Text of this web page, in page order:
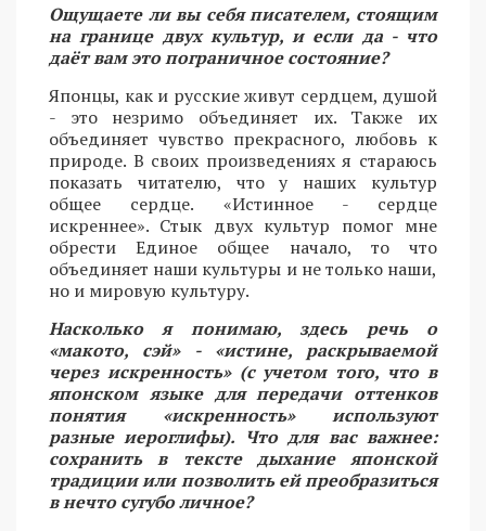
Ощущаете ли вы себя писателем, стоящим
на границе двух культур, и если да - что
даёт вам это пограничное состояние?
Японцы, как и русские живут сердцем, душой
- это незримо объединяет их. Также их
объединяет чувство прекрасного, любовь к
природе. В своих произведениях я стараюсь
показать читателю, что у наших культур
общее сердце. «Истинное - сердце
искреннее». Стык двух культур помог мне
обрести Единое общее начало, то что
объединяет наши культуры и не только наши,
но и мировую культуру.
Насколько я понимаю, здесь речь о
«макото, сэй» - «истине, раскрываемой
через искренность» (с учетом того, что в
японском языке для передачи оттенков
понятия «искренность» используют
разные иероглифы). Что для вас важнее:
сохранить в тексте дыхание японской
традиции или позволить ей преобразиться
в нечто сугубо личное?